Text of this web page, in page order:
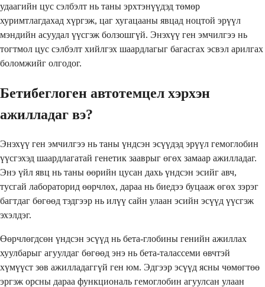
удаагийн цус сэлбэлт нь таны эрхтэнүүдэд төмөр
хуримтлагдахад хүргэж, цаг хугацааны явцад ноцтой эрүүл
мэндийн асуудал үүсгэж болзошгүй. Энэхүү ген эмчилгээ нь
тогтмол цус сэлбэлт хийлгэх шаардлагыг багасгах эсвэл арилгах
боломжийг олгодог.
Бетибеглоген автотемцел хэрхэн
ажилладаг вэ?
Энэхүү ген эмчилгээ нь таны үндсэн эсүүдэд эрүүл гемоглобин
үүсгэхэд шаардлагатай генетик зааврыг өгөх замаар ажилладаг.
Энэ үйл явц нь таны өөрийн цусан дахь үндсэн эсийг авч,
тусгай лабораторид өөрчлөх, дараа нь биедээ буцааж өгөх зэрэг
багтдаг бөгөөд тэдгээр нь илүү сайн улаан эсийн эсүүд үүсгэж
эхэлдэг.
Өөрчлөгдсөн үндсэн эсүүд нь бета-глобины генийн ажиллах
хуулбарыг агуулдаг бөгөөд энэ нь бета-талассеми өвчтэй
хүмүүст зөв ажилладаггүй ген юм. Эдгээр эсүүд ясны чөмөгтөө
эргэж орсны дараа функциональ гемоглобин агуулсан улаан